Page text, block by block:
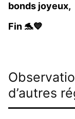
bonds joyeux,
Fin 🐬💙
d’autres